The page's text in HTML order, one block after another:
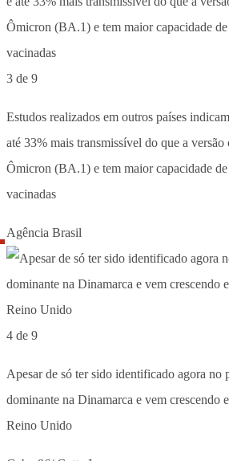
3 de 9
Estudos realizados em outros países
até 33% mais transmissível do que a
Ômicron (BA.1) e tem maior capacidade de
vacinadas
Agência Brasil
4 de 9
Apesar de só ter sido identificado agora no
dominante na Dinamarca e vem crescendo
Reino Unido